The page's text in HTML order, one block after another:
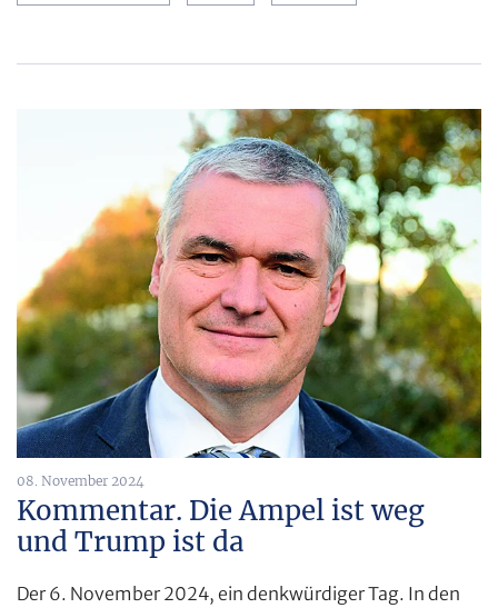
08. November 2024
Kommentar. Die Ampel ist weg
und Trump ist da
Der 6. November 2024, ein denkwürdiger Tag. In den